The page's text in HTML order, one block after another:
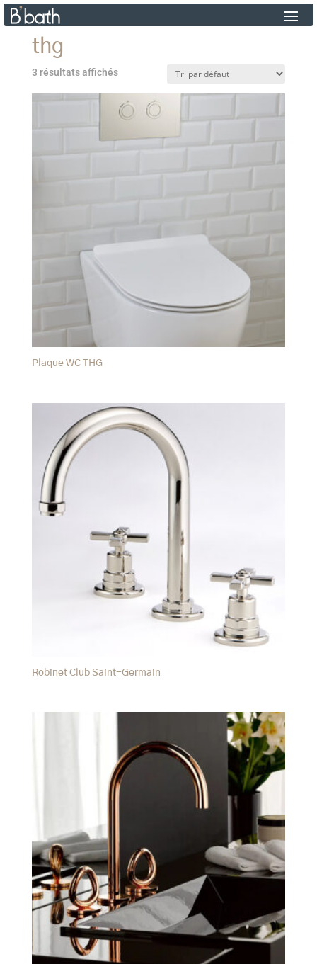
thg
3 résultats affichés
Plaque WC THG
Robinet Club Saint-Germain